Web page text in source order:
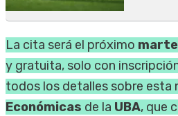
La cita será el próximo
y gratuita, solo con
todos los detalles sobre esta
Económicas de la UBA, que